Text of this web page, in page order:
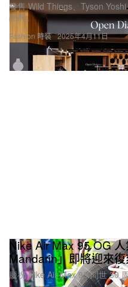
Fashion 時裝
發售 Wild Things、Tyson
品牌。
2025年4月11日
Nike Air Max 95 OG
Mandarin」即將迎來
慶祝 Nike Air Max 95 問世 30